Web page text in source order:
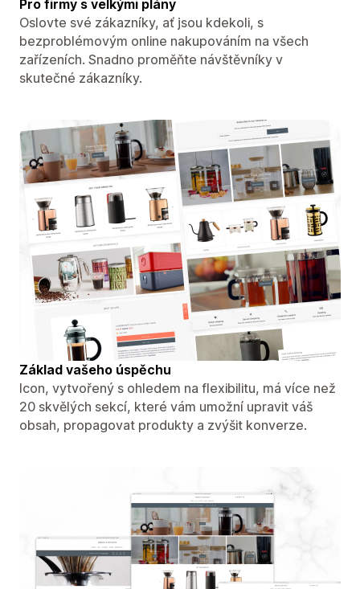
Pro firmy s velkými plány
Oslovte své zákazníky, ať jsou kdekoli, s
bezproblémovým online nakupováním na všech
zařízeních. Snadno proměňte návštěvníky v
skutečné zákazníky.
Základ vašeho úspěchu
Icon, vytvořený s ohledem na flexibilitu, má více než
20 skvělých sekcí, které vám umožní upravit váš
obsah, propagovat produkty a zvýšit konverze.